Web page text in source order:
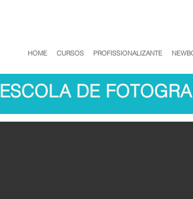
ESCOLA DE
HOME CURSOS PROFISSIONALIZANTE